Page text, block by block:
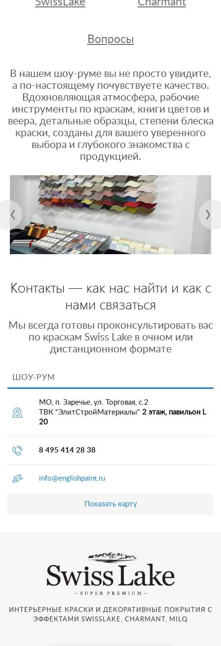
Вопросы
В нашем шоу-руме вы не просто увидите,
а по-настоящему почувствуете качество.
Вдохновляющая атмосфера, рабочие
инструменты по краскам, книги цветов и
веера, детальные образцы, степени блеска
краски, созданы для вашего уверенного
выбора и глубокого знакомства с
продукцией.
Контакты — как нас найти и как с
нами связаться
Мы всегда готовы проконсультировать вас
по краскам Swiss Lake в очном или
дистанционном формате
ШОУ-РУМ
МО, п. Заречье, ул. Торговая, с.2
ТВК "ЭлитСтройМатериалы" 2 этаж, павильон L
20
8 495 414 28 38
info@englishpaint.ru
Показать карту
ИНТЕРЬЕРНЫЕ КРАСКИ И ДЕКОРАТИВНЫЕ ПОКРЫТИЯ С
ЭФФЕКТАМИ SWISSLAKE, CHARMANT, MILQ